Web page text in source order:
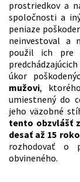
prostriedkov a
spoločnosti a
peniaze
neinvestoval a
použil ich pre
úkor
mužovi,
umiestnený do
jeho väzobné
tento obzvlášť
desať až 15
rozhodovať o
obvineného.